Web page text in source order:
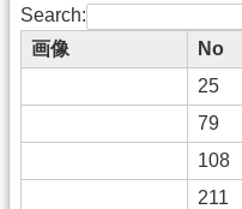
Search:
画像
No
25
79
108
211